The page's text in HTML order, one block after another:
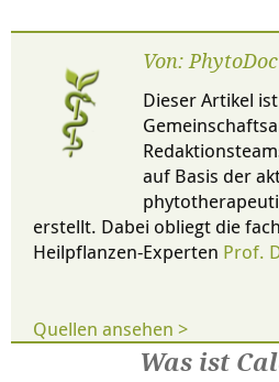
Von:
Dieser Artikel
auf Basis der
erstellt. Dabei obliegt die
Heilpflanzen-Experten Prof.
Quellen ansehen >
Was ist